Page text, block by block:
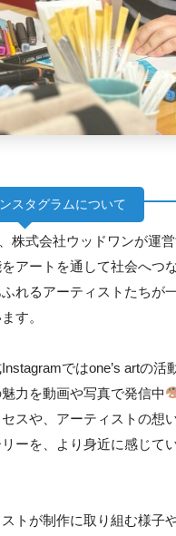
スタグラムについて
株式会社ウッドワンが運
アートを通して社会へつ
れるアーティストたちが
す。
ではone’s artの活
力を動画や写真で発信中
スや、アーティストの想
ーを、より身近に感じて
ストが制作に取り組む様子